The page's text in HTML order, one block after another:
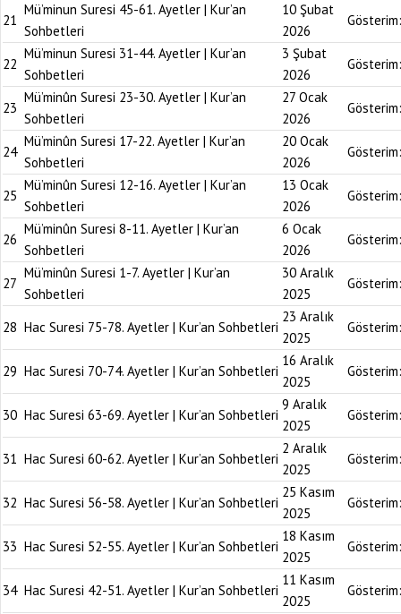
21
Mü’minun Suresi 45-61. Ayetler | Kur’an
Sohbetleri
10 Şubat
2026
Gösterim:
22
Mü’minun Suresi 31-44. Ayetler | Kur’an
Sohbetleri
3 Şubat
2026
Gösterim:
23
Mü’minûn Suresi 23-30. Ayetler | Kur’an
Sohbetleri
27 Ocak
2026
Gösterim:
24
Mü’minûn Suresi 17-22. Ayetler | Kur’an
Sohbetleri
20 Ocak
2026
Gösterim:
25
Mü’minûn Suresi 12-16. Ayetler | Kur’an
Sohbetleri
13 Ocak
2026
Gösterim:
26
Mü’minûn Suresi 8-11. Ayetler | Kur’an
Sohbetleri
6 Ocak
2026
Gösterim:
27
Mü’minûn Suresi 1-7. Ayetler | Kur’an
Sohbetleri
30 Aralık
2025
Gösterim:
28 Hac Suresi 75-78. Ayetler | Kur’an Sohbetleri
23 Aralık
2025
Gösterim:
29 Hac Suresi 70-74. Ayetler | Kur’an Sohbetleri
16 Aralık
2025
Gösterim:
30 Hac Suresi 63-69. Ayetler | Kur’an Sohbetleri
9 Aralık
2025
Gösterim:
31 Hac Suresi 60-62. Ayetler | Kur’an Sohbetleri
2 Aralık
2025
Gösterim:
32 Hac Suresi 56-58. Ayetler | Kur’an Sohbetleri
25 Kasım
2025
Gösterim:
33 Hac Suresi 52-55. Ayetler | Kur’an Sohbetleri
18 Kasım
2025
Gösterim:
34 Hac Suresi 42-51. Ayetler | Kur’an Sohbetleri
11 Kasım
2025
Gösterim: